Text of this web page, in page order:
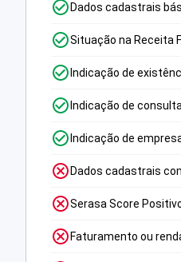
Dados cadastrais
Situação na Receita
Indicação de
Indicação de
Indicação de
Dados cadastrais
Serasa Score
Faturamento ou